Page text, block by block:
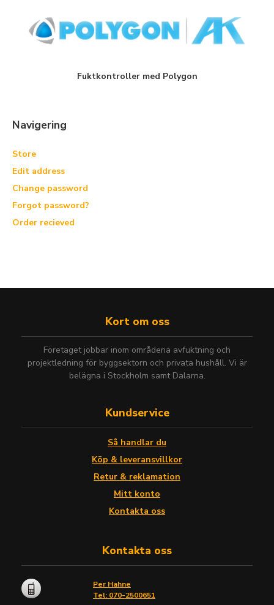
Fuktkontroller med Polygon
Navigering
Store
Edit address
Change password
Forgot password?
Order recieved
Kort om oss
Företaget jobbar inom områdena avfuktning och
projektledning för byggsektorn och privata hushåll. Vi är
belägna i Stockholm samt Dalarna.
Kundservice
Så handlar du
Köp & leveransvillkor
Retur & reklamation
Mitt konto
Kontakta oss
Kontakta oss
Per Hahne
Tel: 070-2500651